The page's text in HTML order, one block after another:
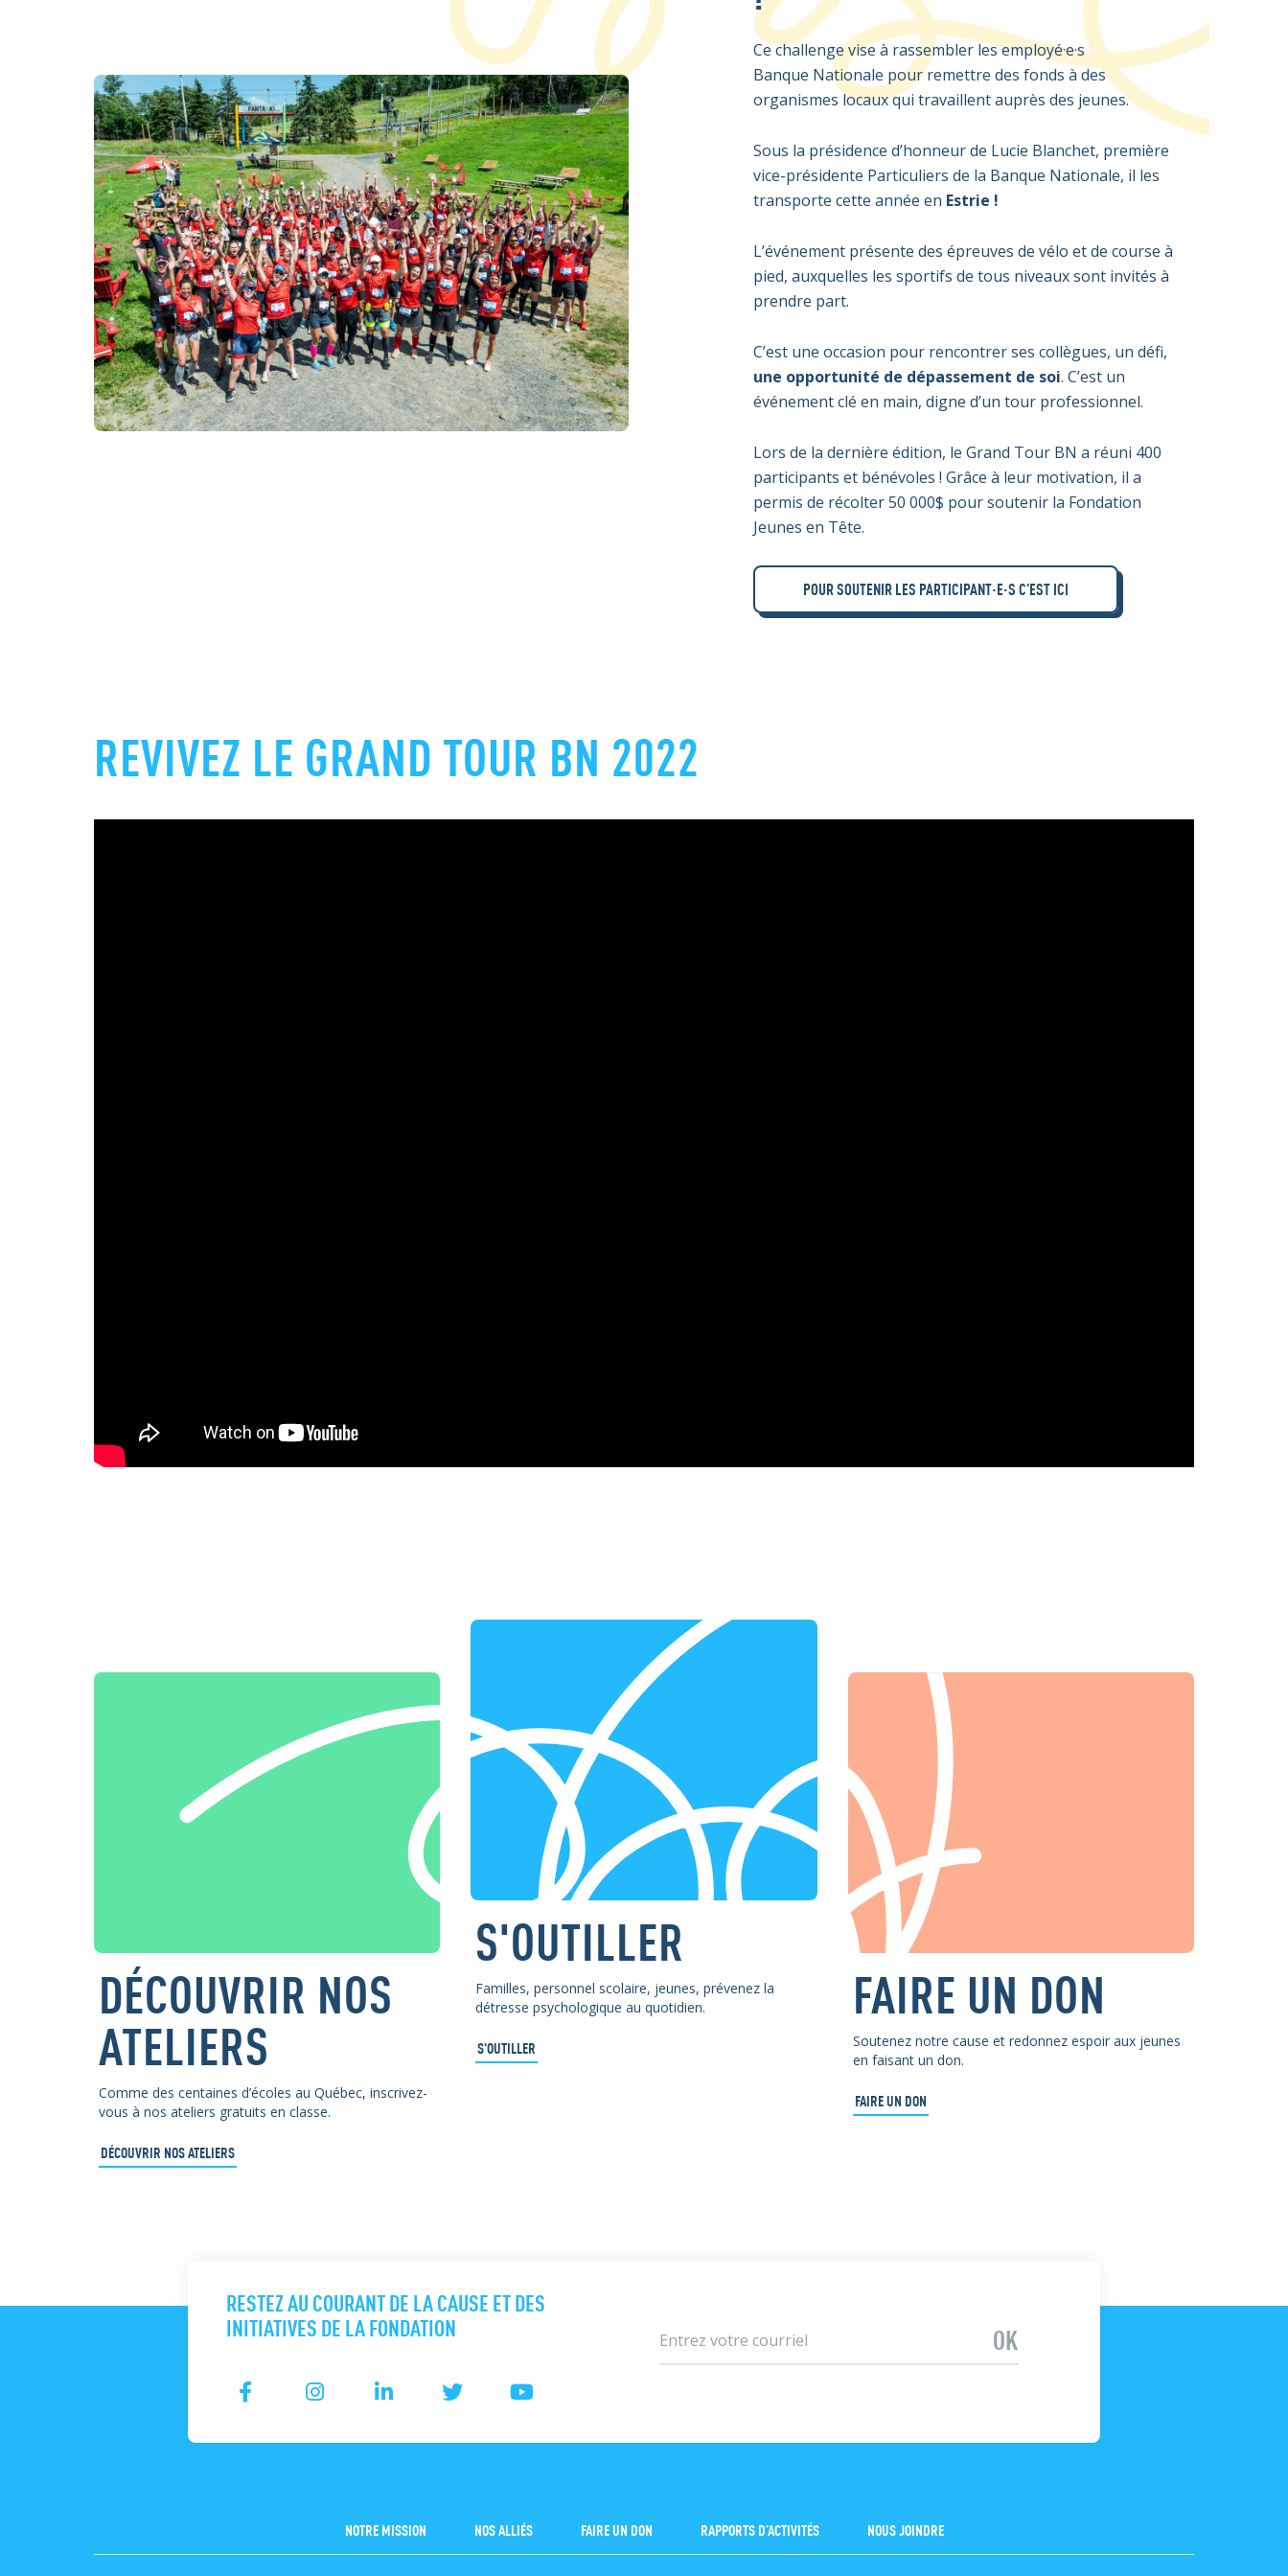
Ce challenge vise à rassembler les employé·e·s
Banque Nationale pour remettre des fonds à des
organismeslocaux qui travaillent auprès des jeunes.
Sous la présidence d’honneur de Lucie Blanchet, première
vice-présidente Particuliers de la Banque Nationale, il les
transporte cette année en Estrie !
L’événement présente des épreuves de vélo et de course à
pied, auxquelles les sportifs de tous niveaux sont invités à
prendre part.
C’est une occasion pour rencontrer ses collègues, un défi,
une opportunité de dépassement de soi.C’est un
événement clé en main, digne d’un tour professionnel.
Lors de la dernière édition, le Grand Tour BN a réuni 400
participants et bénévoles ! Grâce à leur motivation, il a
permis de récolter 50 000$ pour soutenir la Fondation
Jeunes en Tête.
POUR SOUTENIR LES PARTICIPANT·E·S C'EST ICI
REVIVEZ LE GRAND TOUR BN 2022
DÉCOUVRIR NOS
ATELIERS
Comme des centaines d’écoles au Québec, inscrivez-
vous à nos ateliers gratuits en classe.
DÉCOUVRIR NOS ATELIERS
S'OUTILLER
Familles, personnel scolaire, jeunes, prévenez la
détresse psychologique au quotidien.
S'OUTILLER
FAIRE UN DON
Soutenez notre cause et redonnez espoir aux jeunes
en faisant un don.
FAIRE UN DON
RESTEZ AU COURANT DE LA CAUSE ET DES
INITIATIVES DE LA FONDATION
NOTRE MISSION NOS ALLIÉS FAIRE UN DON RAPPORTS D’ACTIVITÉS NOUS JOINDRE